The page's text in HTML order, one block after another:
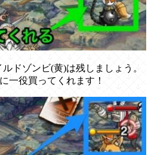
ドゾンビ(黄)は残しましょう。
一役買ってくれます！